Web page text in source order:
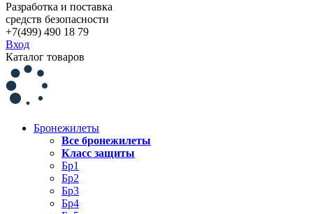
Разработка и поставка
средств безопасности
+7(499) 490 18 79
Вход
Каталог товаров
Бронежилеты
Все бронежилеты
Класс защиты
Бр1
Бр2
Бр3
Бр4